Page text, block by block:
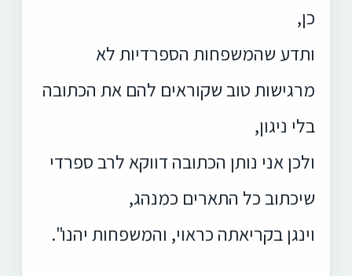
כן,
ותדע שהמשפחות הספרדיות לא
מרגישות טוב שקוראים להם את הכתובה
בלי ניגון,
ולכן אני נותן הכתובה דווקא לרב ספרדי
שיכתוב כל התארים כמנהג,
וינגן בקריאתה כראוי, והמשפחות יהנו".